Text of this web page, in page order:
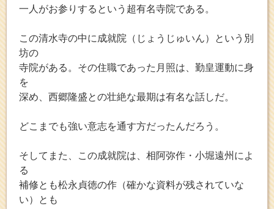
一人がお参りするという超有名寺院である。
この清水寺の中に成就院（じょうじゅいん）という別
坊の
寺院がある。その住職であった月照は、勤皇運動に身
を
深め、西郷隆盛との壮絶な最期は有名な話しだ。
どこまでも強い意志を通す方だったんだろう。
そしてまた、この成就院は、相阿弥作・小堀遠州によ
る
補修とも松永貞徳の作（確かな資料が残されていな
い）とも